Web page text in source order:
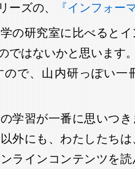
ズの、
『インフォー
の研究室に比べると
ではないかと思います
で、山内研っぽい一
学習が一番に思いつ
外にも、わたしたち
ラインコンテンツを